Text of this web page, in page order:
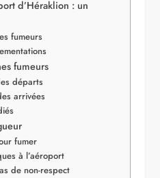
d’Héraklion : un
fumeurs
fumeurs
départs
arrivées
fumer
à l’aéroport
de non-respect